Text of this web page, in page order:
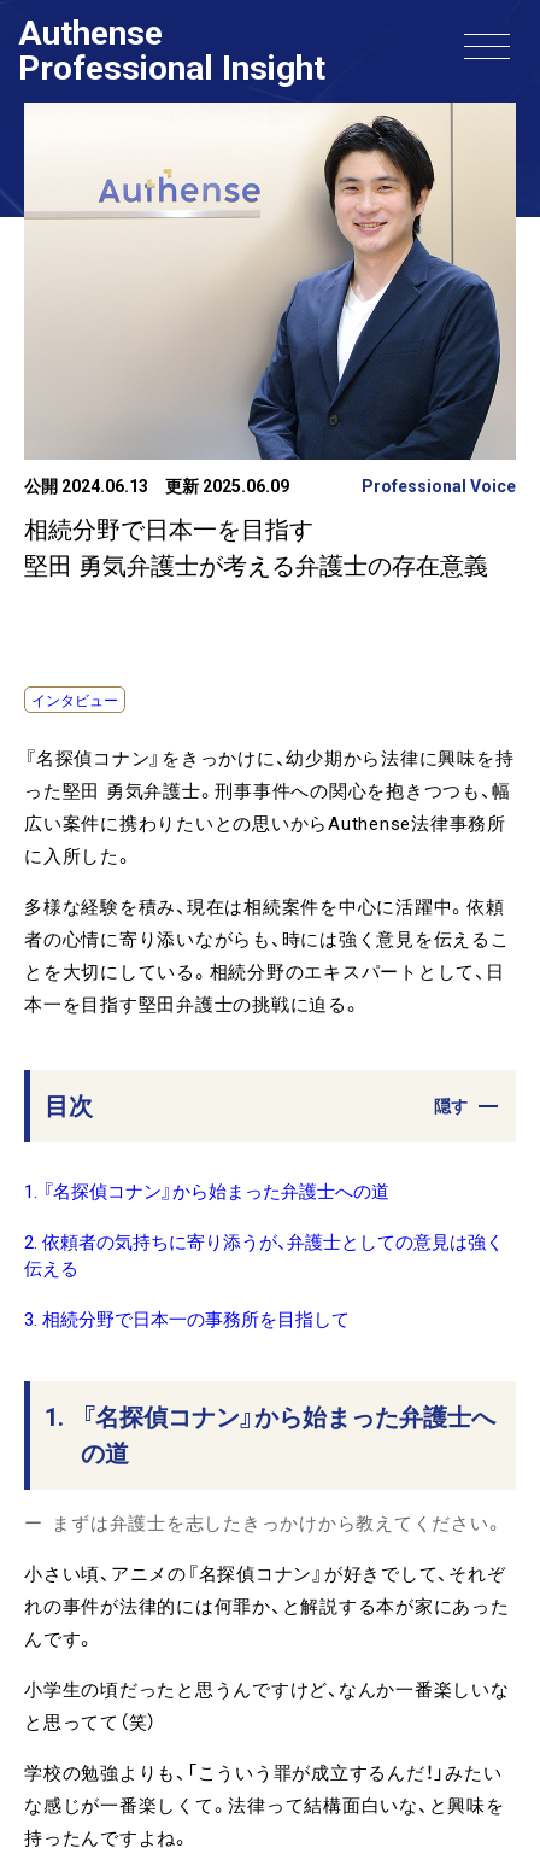
Authense
Professional Insight
Contact
公開 2024.06.13 更新 2025.06.09 Professional Voice
相続分野で日本一を目指す
堅田 勇気弁護士が考える弁護士の存在意義
インタビュー
『名探偵コナン』をきっかけに、幼少期から法律に興味を持
った堅田 勇気弁護士。刑事事件への関心を抱きつつも、幅
広い案件に携わりたいとの思いからAuthense法律事務所
に入所した。
多様な経験を積み、現在は相続案件を中心に活躍中。依頼
者の心情に寄り添いながらも、時には強く意見を伝えるこ
とを大切にしている。相続分野のエキスパートとして、日
本一を目指す堅田弁護士の挑戦に迫る。
目次 隠す
1. 『名探偵コナン』から始まった弁護士への道
2. 依頼者の気持ちに寄り添うが、弁護士としての意見は強く
伝える
3. 相続分野で日本一の事務所を目指して
1.
『名探偵コナン』から始まった弁護士へ
の道
まずは弁護士を志したきっかけから教えてください。
小さい頃、アニメの『名探偵コナン』が好きでして、それぞ
れの事件が法律的には何罪か、と解説する本が家にあった
んです。
小学生の頃だったと思うんですけど、なんか一番楽しいな
と思ってて（笑）
学校の勉強よりも、「こういう罪が成立するんだ！」みたい
な感じが一番楽しくて。法律って結構面白いな、と興味を
持ったんですよね。